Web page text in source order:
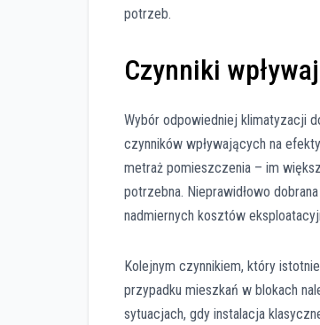
potrzeb.
Czynniki
Wybór odpowiedniej klimatyzacji
czynników wpływających na
metraż pomieszczenia – im
potrzebna. Nieprawidłowo
nadmiernych kosztów
Kolejnym czynnikiem, który
przypadku mieszkań w blokach
sytuacjach, gdy instalacja